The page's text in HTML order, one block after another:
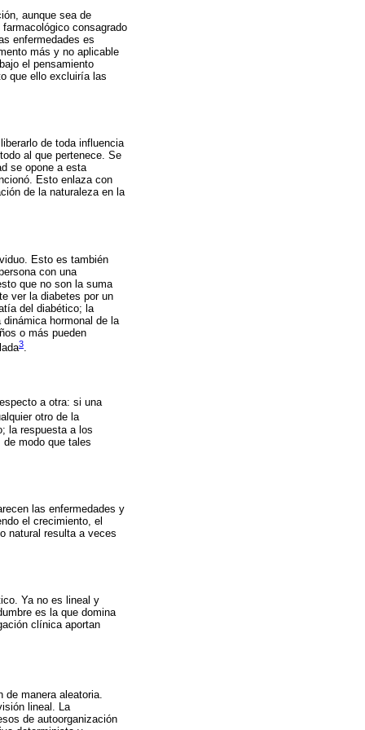
aunque sea de
consagrado
enfermedades es
más y no aplicable
el pensamiento
que ello excluiría las
de toda influencia
al que pertenece. Se
se opone a esta
Esto enlaza con
de la naturaleza en la
Esto es también
con una
que no son la suma
ver la diabetes por un
del diabético; la
hormonal de la
o más pueden
3
a otra: si una
otro de la
la respuesta a los
modo que tales
las enfermedades y
el crecimiento, el
natural resulta a veces
Ya no es lineal y
es la que domina
clínica aportan
manera aleatoria.
lineal. La
de autoorganización